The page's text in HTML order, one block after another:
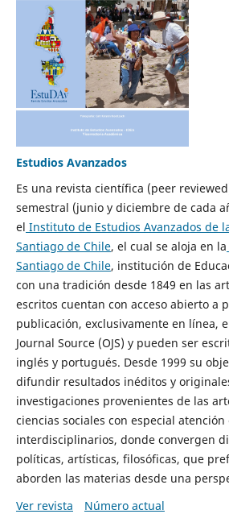
Estudios Avanzados
Es una revista científica (peer
semestral (junio y diciembre de cada
el Instituto de Estudios Avanzados de
Santiago de Chile, el cual se aloja en la
Santiago de Chile, institución de
con una tradición desde 1849 en las
escritos cuentan con acceso abierto a
publicación, exclusivamente en línea,
Journal Source (OJS) y pueden ser
inglés y portugués. Desde 1999 su
difundir resultados inéditos y
investigaciones provenientes de las
ciencias sociales con especial
interdisciplinarios, donde convergen
políticas, artísticas, filosóficas, que
aborden las materias desde una
Ver revista
Número actual